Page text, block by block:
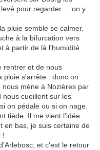
pour regarder ... on y
pluie semble se calmer.
à la bifurcation vers
à partir de là l'humidité
rentrer et de nous
pluie s'arrête : donc on
mène à Nozières par
cueillent sur les
on pédale ou si on nage.
tiède. Il me vient l'idée
en bas, je suis certaine de
!
et c'est le retour